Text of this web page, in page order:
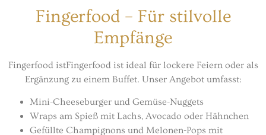
Fingerfood – Für stilvolle
Empfänge
Fingerfood istFingerfood ist ideal für lockere Feiern oder als
Ergänzung zu einem Buffet. Unser Angebot umfasst:
Mini-Cheeseburger und Gemüse-Nuggets
Wraps am Spieß mit Lachs, Avocado oder Hähnchen
Gefüllte Champignons und Melonen-Pops mit